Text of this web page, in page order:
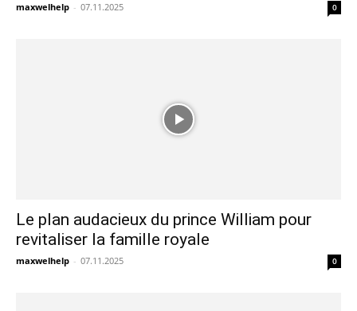
maxwelhelp - 07.11.2025 0
Le plan audacieux du prince William pour
revitaliser la famille royale
maxwelhelp - 07.11.2025 0